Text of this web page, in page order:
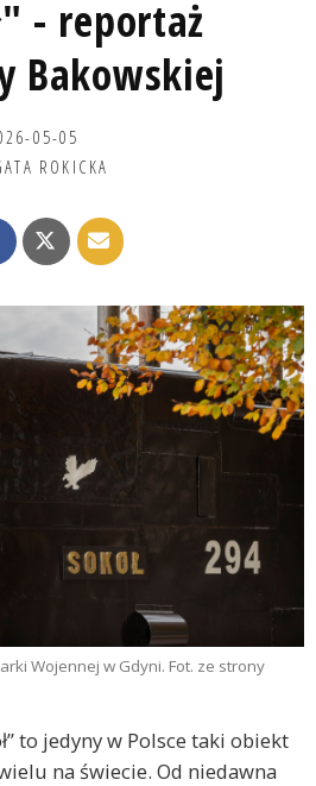
- reportaż
Bakowskiej
05-05
ROKICKA
Wojennej w Gdyni. Fot. ze strony
to jedyny w Polsce taki obiekt
na świecie. Od niedawna